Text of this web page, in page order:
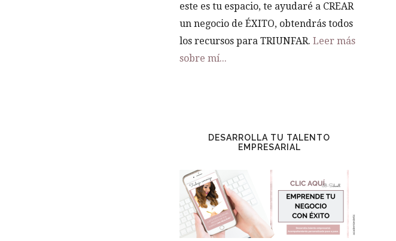
este es tu espacio, te ayudaré a CREAR
un negocio de ÉXITO, obtendrás todos
los recursos para TRIUNFAR. Leer más
sobre mí...
DESARROLLA TU TALENTO
EMPRESARIAL